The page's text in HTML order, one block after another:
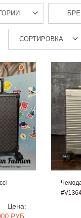
СОРТИРОВКА
Цена:
РУБ.